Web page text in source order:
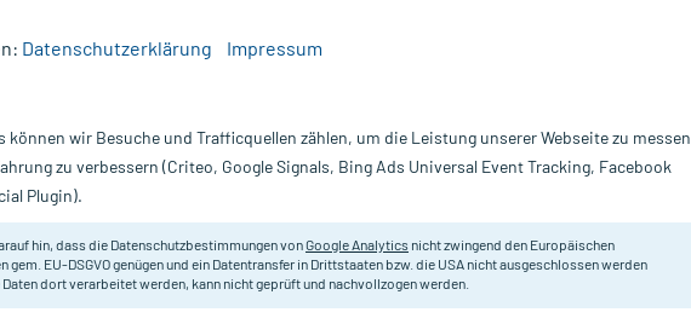
Nur für kurze Zeit:Gratis-Versand* ab 19€ Mindestbestellwert!
8 cm, 1 St Mit Lupe.
Inhalt:
1 St
Datenschutzerklärung Impressum
können wir Besuche und Trafficquellen zählen, um die Leistung unserer Webseite zu messen
zu verbessern (Criteo, Google Signals, Bing Ads Universal Event Tracking, Facebook
Plugin).
hin, dass die Datenschutzbestimmungen vonGoogle Analytics nicht zwingend den Europäischen
gem. EU-DSGVO genügen und ein Datentransfer in Drittstaaten bzw. die USA nicht ausgeschlossen werden
Daten dort verarbeitet werden, kann nicht geprüft und nachvollzogen werden.